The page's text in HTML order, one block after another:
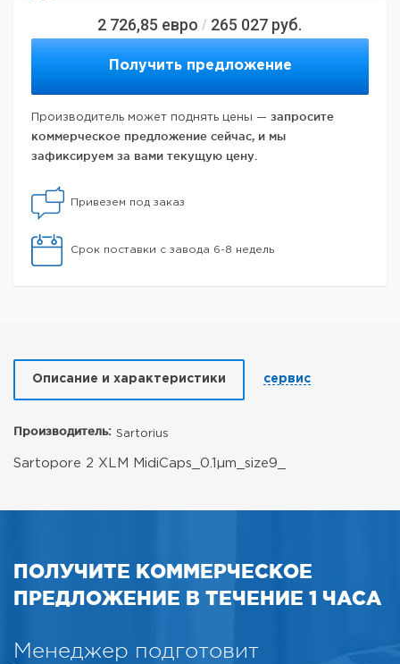
2 726,85 евро / 265 027 руб.
Получить предложение
Производитель может поднять цены — запросите
коммерческое предложение сейчас, и мы
зафиксируем за вами текущую цену.
Привезем под заказ
Срок поставки с завода 6-8 недель
Описание и характеристики сервис
Производитель: Sartorius
Sartopore 2 XLM MidiCaps_0.1µm_size9_
ПОЛУЧИТЕ КОММЕРЧЕСКОЕ
ПРЕДЛОЖЕНИЕ В ТЕЧЕНИЕ 1 ЧАСА
Менеджер подготовит